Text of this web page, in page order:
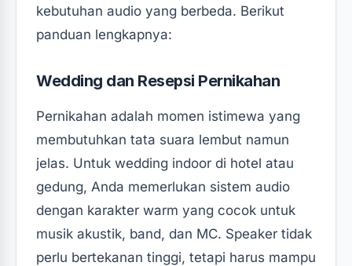
kebutuhan audio yang berbeda. Berikut
panduan lengkapnya:
Wedding dan Resepsi Pernikahan
Pernikahan adalah momen istimewa yang
membutuhkan tata suara lembut namun
jelas. Untuk wedding indoor di hotel atau
gedung, Anda memerlukan sistem audio
dengan karakter warm yang cocok untuk
musik akustik, band, dan MC. Speaker tidak
perlu bertekanan tinggi, tetapi harus mampu